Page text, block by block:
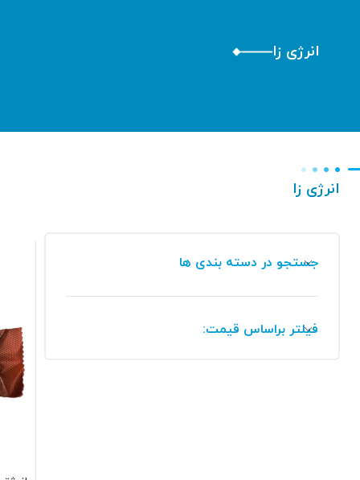
انرژی زا
انرژی زا
جستجو در دسته بندی ها
فیلتر براساس قیمت: